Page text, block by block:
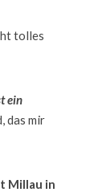
tolles
ein
das mir
Millau in